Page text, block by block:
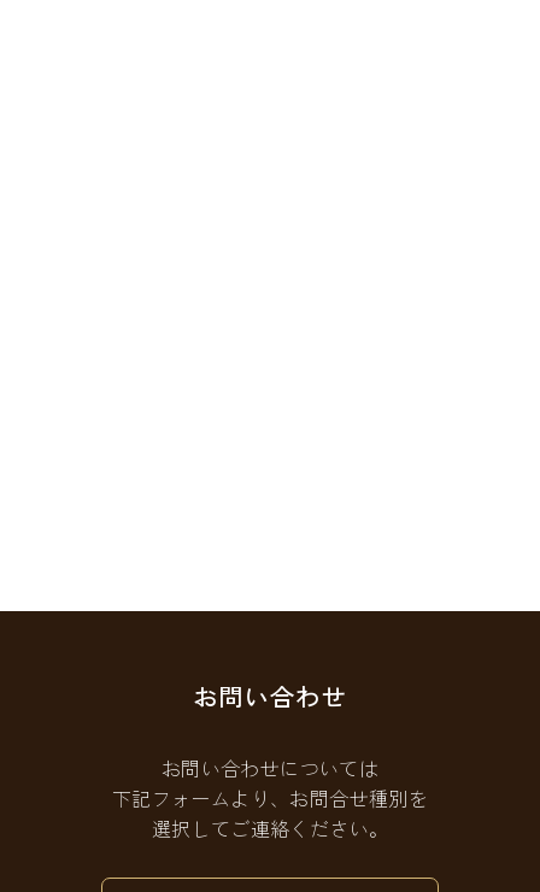
お問い合わせ
お問い合わせについては
下記フォームより、お問合せ種別を
選択してご連絡ください。